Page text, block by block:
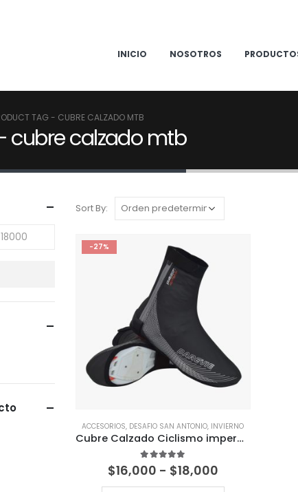
INICIO NOSOTROS
TAG - CUBRE CALZADO MTB
cubre calzado mtb
Sort By:
-27%
ACCESORIOS, DESAFIO SAN ANTONIO, INVIERNO
Cubre Calzado Ciclismo impermeable cortaviento
5.00 out of 5
$16,000 - $18,000Rango
de